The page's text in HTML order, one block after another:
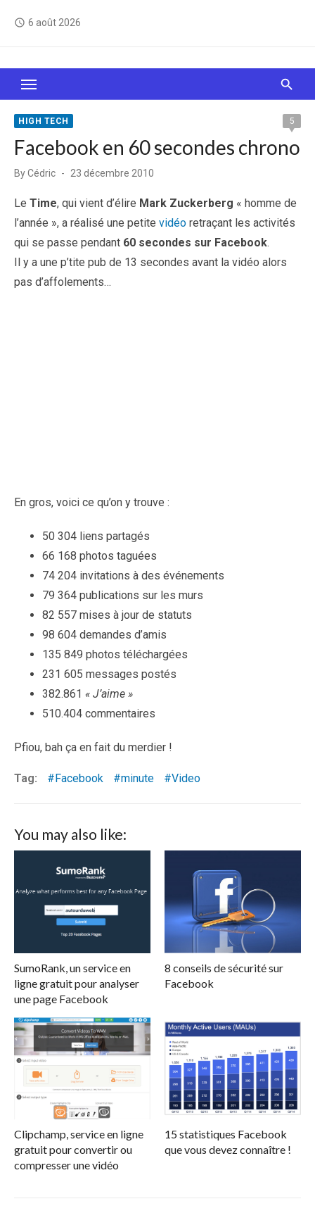
access_time 6 août 2026
Le Web, c'est comme une boîte de chocolats… On
sait jamais sur quoi on va tomber !
HIGH TECH 5
Facebook en 60 secondes chrono
ByCédric
Posted
23 décembre 2010
Le Time, qui vient d’élire Mark Zuckerberg « homme de
l’année », a réalisé une petite vidéo retraçant les activités
qui se passe pendant 60 secondes sur Facebook.
Il y a une p’tite pub de 13 secondes avant la vidéo alors
pas d’affolements…
En gros, voici ce qu’on y trouve :
50 304 liens partagés
66 168 photos taguées
74 204 invitations à des événements
79 364 publications sur les murs
82 557 mises à jour de statuts
98 604 demandes d’amis
135 849 photos téléchargées
231 605 messages postés
382.861 « J’aime »
510.404 commentaires
Pfiou, bah ça en fait du merdier !
Tag: Facebook minute Video
You may also like:
SumoRank, un service en
ligne gratuit pour analyser
une page Facebook
8 conseils de sécurité sur
Facebook
Clipchamp, service en ligne
gratuit pour convertir ou
compresser une vidéo
15 statistiques Facebook
que vous devez connaître !